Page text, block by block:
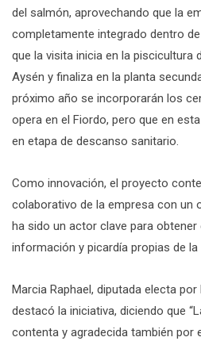
del salmón, aprovechando que la
completamente integrado dentro
que la visita inicia en la piscicultura
Aysén y finaliza en la planta
próximo año se incorporarán los
opera en el Fiordo, pero que en
en etapa de descanso sanitario.
Como innovación, el proyecto
colaborativo de la empresa con un
ha sido un actor clave para
información y picardía propias de
Marcia Raphael, diputada electa por
destacó la iniciativa, diciendo que
contenta y agradecida también por